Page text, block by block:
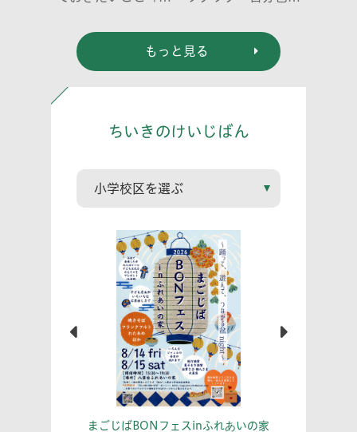
どう伝える? (幼児
編)」
もっと見る
ちいきのけいじばん
まごじばBONフェスinふれあいの家